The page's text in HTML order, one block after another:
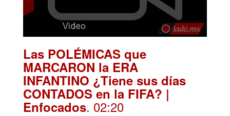
Las POLÉMICAS que
MARCARON la ERA
INFANTINO ¿Tiene sus días
CONTADOS en la FIFA? |
Enfocados. 02:20